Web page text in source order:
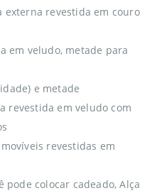
externa revestida em couro
em veludo, metade para
e metade
revestida em veludo com
revestidas em
pode colocar cadeado, Alça